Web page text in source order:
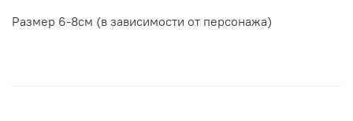
Размер 6-8см (в зависимости от персонажа)